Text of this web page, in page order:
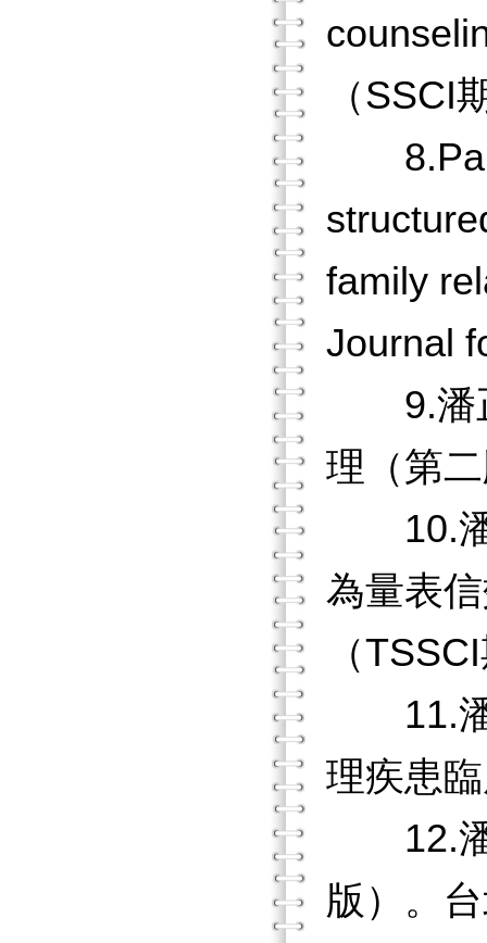
（SSCI
8.Pan,
family
Journal
9.潘正
理（第
10.潘
為量表
（
11.潘
理疾患
12.潘
版）。